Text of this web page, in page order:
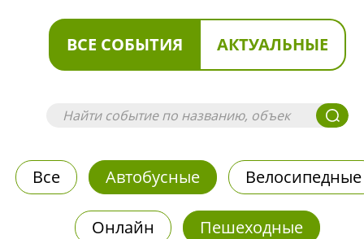
ВСЕ СОБЫТИЯ АКТУАЛЬНЫЕ
Все Автобусные Велосипедные
Онлайн Пешеходные